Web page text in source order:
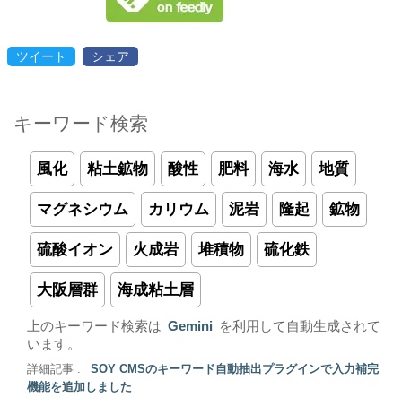
ツイート シェア
キーワード検索
風化 粘土鉱物 酸性 肥料 海水 地質
マグネシウム カリウム 泥岩 隆起 鉱物
硫酸イオン 火成岩 堆積物 硫化鉄
大阪層群 海成粘土層
上のキーワード検索は Gemini
を利用して自動生成されて
います。
詳細記事 :
SOY CMSのキーワード自動抽出プラグインで入力補完
機能を追加しました